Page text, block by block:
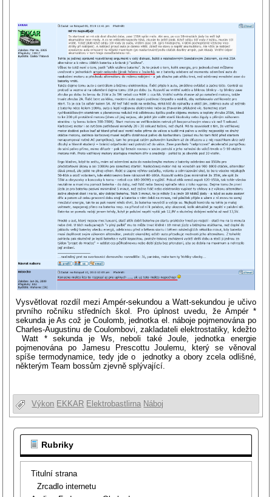
Vysvětlovat rozdíl mezi Ampér-sekundou a Watt-sekundou je učivo
prvního ročníku středních škol. Pro úplnost uvedu, že Ampér *
sekunda je As což je Coulomb, jednotka el. náboje pojmenována po
Charles-Augustinu de Coulombovi, zakladateli elektrostatiky, kdežto
Watt * sekunda je Ws, neboli také Joule, jednotka energie
pojmenována po Jamesu Prescottu Joulemu, který se věnoval
spíše termodynamice, tedy jde o jednotky a obory zcela odlišné,
některým Team bossům zjevně splývající.
Výkon EKKAR Elektrobastlirna Náboj
Rubriky
Titulní strana
Zrcadlo internetu